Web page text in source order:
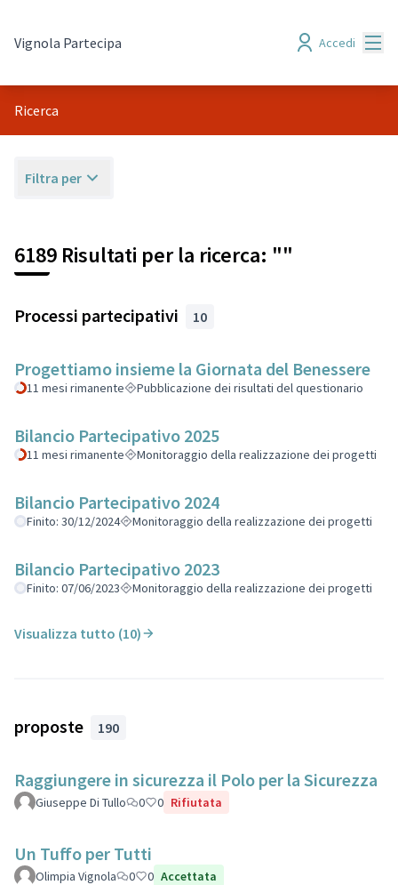
Vignola Partecipa Accedi
Ricerca
Filtra per
6189 Risultati per la ricerca: ""
Processi partecipativi 10
Progettiamo insieme la Giornata del Benessere
11 mesi rimanente Pubblicazione dei risultati del questionario
Bilancio Partecipativo 2025
11 mesi rimanente Monitoraggio della realizzazione dei progetti
Bilancio Partecipativo 2024
Finito: 30/12/2024 Monitoraggio della realizzazione dei progetti
Bilancio Partecipativo 2023
Finito: 07/06/2023 Monitoraggio della realizzazione dei progetti
Visualizza tutto (10)
proposte 190
Raggiungere in sicurezza il Polo per la Sicurezza
Giuseppe Di Tullo 0 0 Rifiutata
Un Tuffo per Tutti
Olimpia Vignola 0 0 Accettata